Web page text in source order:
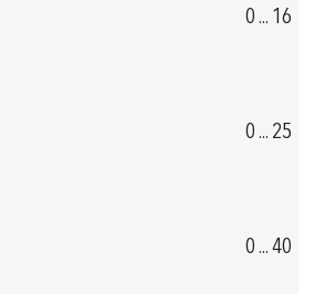
0 ... 16
0 ... 25
0 ... 40